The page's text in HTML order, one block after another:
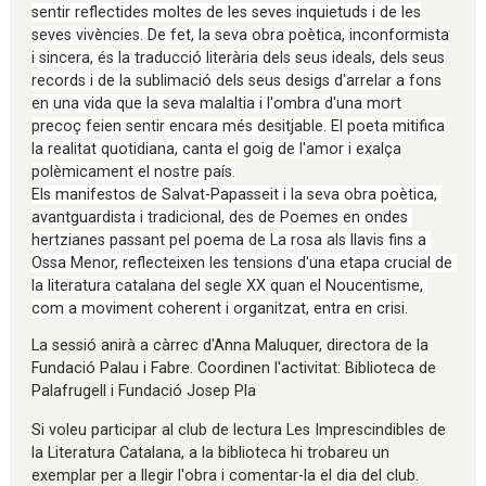
sentir reflectides moltes de les seves inquietuds i de les
seves vivències. De fet, la seva obra poètica, inconformista
i sincera, és la traducció literària dels seus ideals, dels seus
records i de la sublimació dels seus desigs d'arrelar a fons
en una vida que la seva malaltia i l'ombra d'una mort
precoç feien sentir encara més desitjable. El poeta mitifica
la realitat quotidiana, canta el goig de l'amor i exalça
polèmicament el nostre país.
Els manifestos de Salvat-Papasseit i la seva obra poètica,
avantguardista i tradicional, des de Poemes en ondes
hertzianes passant pel poema de La rosa als llavis fins a
Ossa Menor, reflecteixen les tensions d'una etapa crucial de
la literatura catalana del segle XX quan el Noucentisme,
com a moviment coherent i organitzat, entra en crisi.
La sessió anirà a càrrec d'Anna Maluquer, directora de la
Fundació Palau i Fabre. Coordinen l'activitat: Biblioteca de
Palafrugell i Fundació Josep Pla
Si voleu participar al club de lectura Les Imprescindibles de
la Literatura Catalana, a la biblioteca hi trobareu un
exemplar per a llegir l'obra i comentar-la el dia del club.